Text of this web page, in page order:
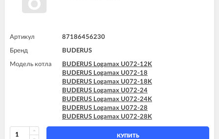
Артикул 87186456230
Бренд BUDERUS
Модель котла
BUDERUS Logamax U072-12K
BUDERUS Logamax U072-18
BUDERUS Logamax U072-18K
BUDERUS Logamax U072-24
BUDERUS Logamax U072-24K
BUDERUS Logamax U072-28
BUDERUS Logamax U072-28K
КУПИТЬ